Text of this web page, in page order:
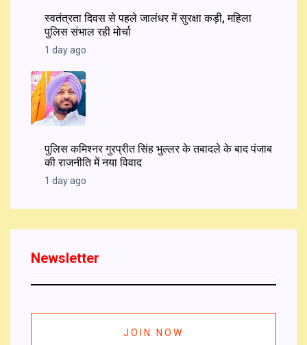
स्वतंत्रता दिवस से पहले जालंधर में सुरक्षा कड़ी, महिला
पुलिस संभाल रही मोर्चा
1 day ago
पुलिस कमिश्नर गुरप्रीत सिंह भुल्लर के तबादले के बाद पंजाब
की राजनीति में नया विवाद
1 day ago
Newsletter
JOIN NOW